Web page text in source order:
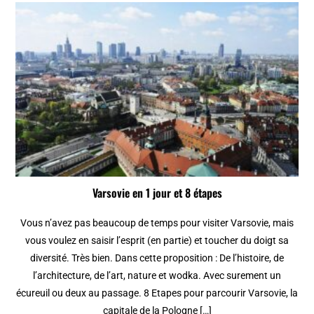
Varsovie en 1 jour et 8 étapes
Vous n’avez pas beaucoup de temps pour visiter Varsovie, mais
vous voulez en saisir l’esprit (en partie) et toucher du doigt sa
diversité. Très bien. Dans cette proposition : De l’histoire, de
l’architecture, de l’art, nature et wodka. Avec surement un
écureuil ou deux au passage. 8 Etapes pour parcourir Varsovie, la
capitale de la Pologne […]